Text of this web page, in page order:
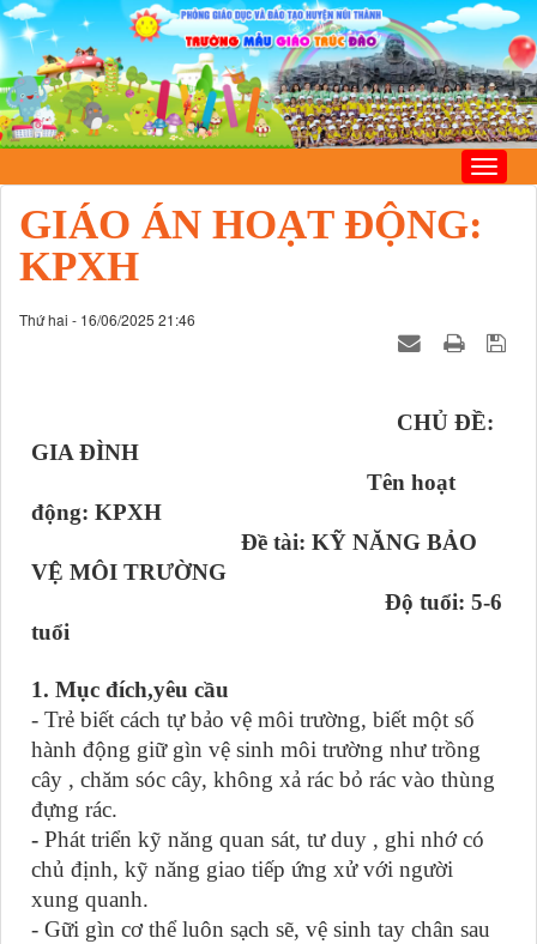
GIÁO ÁN HOẠT ĐỘNG:
KPXH
Thứ hai - 16/06/2025 21:46
CHỦ ĐỀ:
GIA ĐÌNH
Tên hoạt
động: KPXH
Đề tài: KỸ NĂNG BẢO
VỆ MÔI TRƯỜNG
Độ tuổi: 5-6
tuổi
1. Mục đích,yêu cầu
- Trẻ biết cách tự bảo vệ môi trường, biết một số
hành động giữ gìn vệ sinh môi trường như trồng
cây , chăm sóc cây, không xả rác bỏ rác vào thùng
đựng rác.
- Phát triển kỹ năng quan sát, tư duy , ghi nhớ có
chủ định, kỹ năng giao tiếp ứng xử với người
xung quanh.
- Gữi gìn cơ thể luôn sạch sẽ, vệ sinh tay chân sau